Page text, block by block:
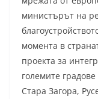
министърът на
момента в
проекта за
големите
Стара Загора,